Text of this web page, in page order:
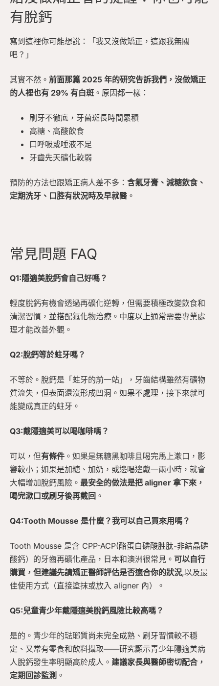
有脫鈣
寫到這裡你可能想說：「我又沒做矯正，這跟我無關
吧？」
其實不然。 前面那篇 2025 年的研究告訴我們，沒做矯正
的人裡也有 29% 有白斑 。原因都一樣：
刷牙不徹底，牙菌斑長時間累積
高糖、高酸飲食
口呼吸或唾液不足
牙齒先天礦化較弱
預防的方法也跟矯正病人差不多： 含氟牙膏、減糖飲食、
定期洗牙、口腔有狀況時及早就醫 。
常見問題 FAQ
Q1:隱適美脫鈣會自己好嗎？
輕度脫鈣有機會透過再礦化逆轉，但需要積極改變飲食和
清潔習慣，並搭配氟化物治療。中度以上通常需要專業處
理才能改善外觀。
Q2:脫鈣等於蛀牙嗎？
不等於。脫鈣是「蛀牙的前一站」，牙齒結構雖然有礦物
質流失，但表面還沒形成凹洞。如果不處理，接下來就可
能變成真正的蛀牙。
Q3:戴隱適美可以喝咖啡嗎？
可以，但有條件 。如果是無糖黑咖啡且喝完馬上漱口，影
響較小；如果是加糖、加奶，或邊喝邊戴一兩小時，就會
大幅增加脫鈣風險。 最安全的做法是把 aligner 拿下來，
喝完漱口或刷牙後再戴回 。
Q4:Tooth Mousse 是什麼？我可以自己買來用嗎？
Tooth Mousse 是含 CPP-ACP(酪蛋白磷酸胜肽-非結晶磷
酸鈣）的牙齒再礦化產品，日本和澳洲很常見。 可以自行
購買，但建議先請矯正醫師評估是否適合你的狀況,以及最
佳使用方式（直接塗抹或放入 aligner 內）。
Q5:兒童青少年戴隱適美脫鈣風險比較高嗎？
是的。青少年的琺瑯質尚未完全成熟、刷牙習慣較不穩
定、又常有零食和飲料攝取——研究顯示青少年隱適美病
人脫鈣發生率明顯高於成人。 建議家長與醫師密切配合，
定期回診監測 。